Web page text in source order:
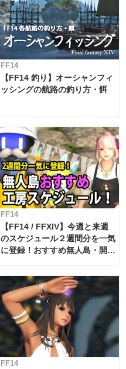
FF14
【FF14 釣り】オーシャンフィ
ッシングの航路の釣り方・餌
FF14
【FF14 / FFXIV】今週と来週
のスケジュール２週間分を一気
に登録！おすすめ無人島・開拓
対応 / 毎週更新中】
FF14